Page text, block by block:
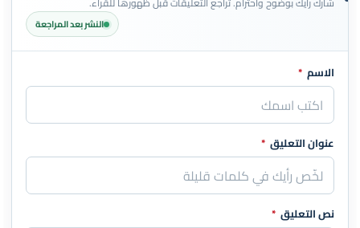
النشر بعد المراجعة
اترك هذا الحقل فارغاً
الاسم *
عنوان التعليق *
نص التعليق *